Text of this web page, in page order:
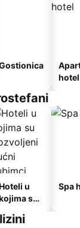
hotel
u
su
kućni
Spa